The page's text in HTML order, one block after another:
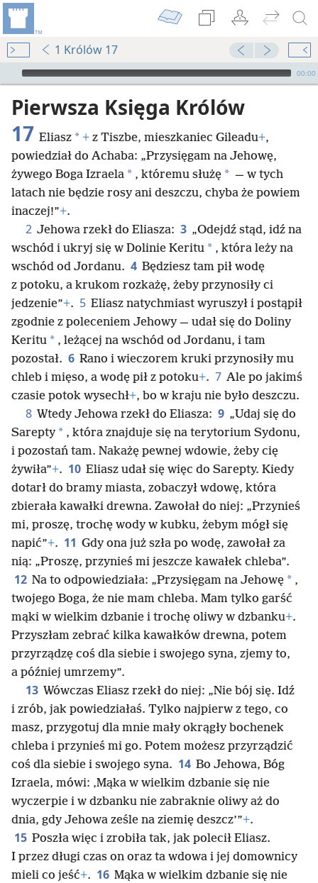
1 Królów 17
Audio Player
00:00
Pierwsza Księga Królów
17 Eliasz * + z Tiszbe, mieszkaniec Gileadu+,
powiedział do Achaba: „Przysięgam na Jehowę,
żywego Boga Izraela * , któremu służę * — w tych
latach nie będzie rosy ani deszczu, chyba że powiem
inaczej!”+.
2 Jehowa rzekł do Eliasza: 3 „Odejdź stąd, idź na
wschód i ukryj się w Dolinie Keritu * , która leży na
wschód od Jordanu. 4 Będziesz tam pił wodę
z potoku, a krukom rozkażę, żeby przynosiły ci
jedzenie”+. 5 Eliasz natychmiast wyruszył i postąpił
zgodnie z poleceniem Jehowy — udał się do Doliny
Keritu * , leżącej na wschód od Jordanu, i tam
pozostał. 6 Rano i wieczorem kruki przynosiły mu
chleb i mięso, a wodę pił z potoku+. 7 Ale po jakimś
czasie potok wysechł+, bo w kraju nie było deszczu.
8 Wtedy Jehowa rzekł do Eliasza: 9 „Udaj się do
Sarepty * , która znajduje się na terytorium Sydonu,
i pozostań tam. Nakażę pewnej wdowie, żeby cię
żywiła”+. 10 Eliasz udał się więc do Sarepty. Kiedy
dotarł do bramy miasta, zobaczył wdowę, która
zbierała kawałki drewna. Zawołał do niej: „Przynieś
mi, proszę, trochę wody w kubku, żebym mógł się
napić”+. 11 Gdy ona już szła po wodę, zawołał za
nią: „Proszę, przynieś mi jeszcze kawałek chleba”.
12 Na to odpowiedziała: „Przysięgam na Jehowę * ,
twojego Boga, że nie mam chleba. Mam tylko garść
mąki w wielkim dzbanie i trochę oliwy w dzbanku+.
Przyszłam zebrać kilka kawałków drewna, potem
przyrządzę coś dla siebie i swojego syna, zjemy to,
a później umrzemy”.
13 Wówczas Eliasz rzekł do niej: „Nie bój się. Idź
i zrób, jak powiedziałaś. Tylko najpierw z tego, co
masz, przygotuj dla mnie mały okrągły bochenek
chleba i przynieś mi go. Potem możesz przyrządzić
coś dla siebie i swojego syna. 14 Bo Jehowa, Bóg
Izraela, mówi: ‚Mąka w wielkim dzbanie się nie
wyczerpie i w dzbanku nie zabraknie oliwy aż do
dnia, gdy Jehowa ześle na ziemię deszcz’”+.
15 Poszła więc i zrobiła tak, jak polecił Eliasz.
I przez długi czas on oraz ta wdowa i jej domownicy
mieli co jeść+. 16 Mąka w wielkim dzbanie się nie